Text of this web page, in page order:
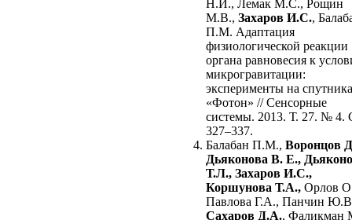
Н.И., Лемак М.С., Рощин
М.В., Захаров И.С.,
П.М. Адаптация
физиологической реакции
органа равновесия к
микрогравитации:
эксперименты на
«Фотон» // Сенсорные
системы. 2013. Т. 27. № 4.
327–337.
Балабан П.М., Воронцов
Дьяконова В. Е.,
Т.Л., Захаров И.С.,
Коршунова Т.А., Орлов
Павлова Г.А., Панчин
Сахаров Д.А., Фаликман